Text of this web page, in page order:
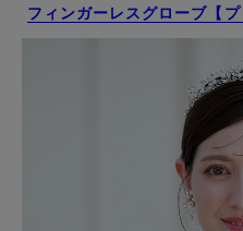
フィンガーレスグローブ【プ